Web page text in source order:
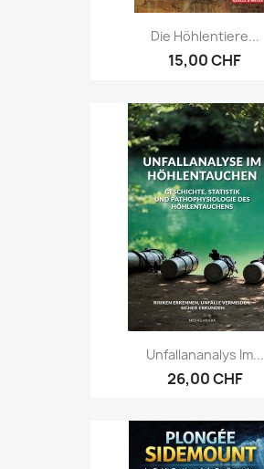
Die Höhlentiere...
15,00 CHF
Unfallananalys Im...
26,00 CHF